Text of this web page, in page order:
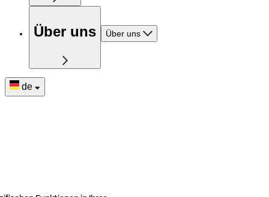
Über uns Über uns
de